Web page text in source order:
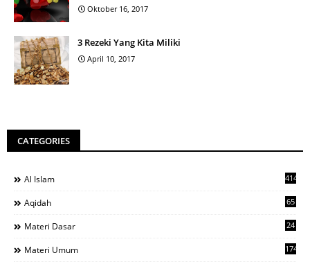
Oktober 16, 2017
3 Rezeki Yang Kita Miliki
April 10, 2017
CATEGORIES
Al Islam 414
Aqidah 65
Materi Dasar 24
Materi Umum 1743